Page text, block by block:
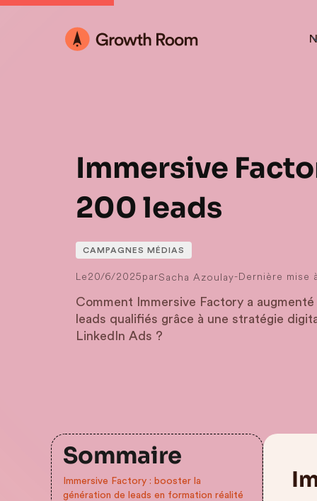
Immersive
200 leads
CAMPAGNES MÉDIAS
Le20/6/2025parSacha Azoulay-Dernière mise
Comment Immersive Factory a
leads qualifiés grâce à une stratégie
LinkedIn Ads ?
Sommaire
Immersive Factory : booster la
génération de leads en formation réalité